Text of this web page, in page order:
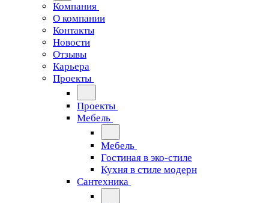
Компания
О компании
Контакты
Новости
Отзывы
Карьера
Проекты
Проекты
Мебель
Мебель
Гостиная в эко-стиле
Кухня в стиле модерн
Сантехника